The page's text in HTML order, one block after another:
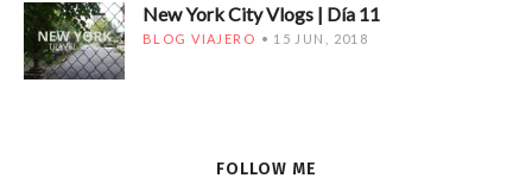
New York City Vlogs | Día 11
BLOG VIAJERO 15 JUN, 2018
FOLLOW ME